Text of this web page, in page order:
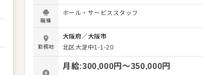
んか？ 1993年にウェスティンブランド日本第一
として開業した当ホテルで、お客様に「世界最高
内、オーダー、料理やドリンクの提供、テーブル
ッティング、会計など、レストランでのサービス業
務全般をお任せします。 お客様一人ひとりに合わ
たきめ細やかなサービスで、特別なダイニング体
を演出することがミッションです。 ホテル内の中
職種
ホール・サービススタッフ
勤務地
大阪府／ 大阪市
北区大淀中1-1-20
月給:300,000円〜350,000円